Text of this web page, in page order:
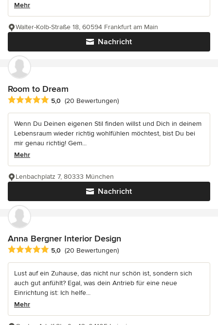
Mehr
Nachricht
Walter-Kolb-Straße 18, 60594 Frankfurt am Main
Room to Dream
Durchschnittliche Bewertung: 5 von 5 Sternen
5,0 (20 Bewertungen)
Wenn Du Deinen eigenen Stil finden willst und Dich in deinem
Lebensraum wieder richtig wohlfühlen möchtest, bist Du bei
mir genau richtig! Gem...
Mehr
Nachricht
Lenbachplatz 7, 80333 München
Anna Bergner Interior Design
Durchschnittliche Bewertung: 5 von 5 Sternen
5,0 (20 Bewertungen)
Lust auf ein Zuhause, das nicht nur schön ist, sondern sich
auch gut anfühlt? Egal, was dein Antrieb für eine neue
Einrichtung ist: Ich helfe...
Mehr